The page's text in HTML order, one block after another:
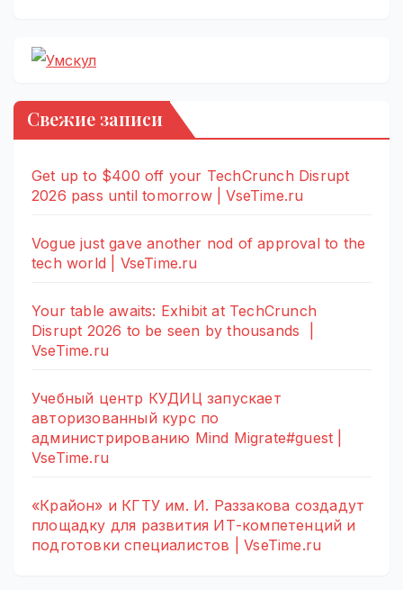
Свежие записи
Get up to $400 off your TechCrunch Disrupt
2026 pass until tomorrow | VseTime.ru
Vogue just gave another nod of approval to the
tech world | VseTime.ru
Your table awaits: Exhibit at TechCrunch
Disrupt 2026 to be seen by thousands |
VseTime.ru
Учебный центр КУДИЦ запускает
авторизованный курс по
администрированию Mind Migrate#guest |
VseTime.ru
«Крайон» и КГТУ им. И. Раззакова создадут
площадку для развития ИТ-компетенций и
подготовки специалистов | VseTime.ru